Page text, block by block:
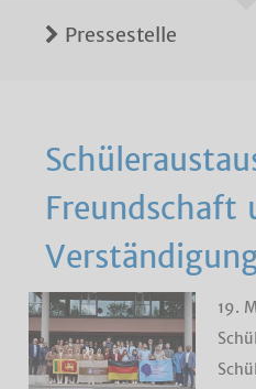
Pressestelle
Freundschaft
19.